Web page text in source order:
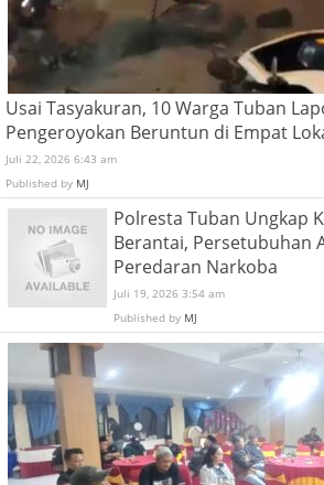
Usai Tasyakuran, 10 Warga Tuban
Pengeroyokan Beruntun di Empat
Juli 22, 2026 6:43 am
Published by MJ
Polresta Tuban Ungkap
Berantai, Persetubuhan
Peredaran Narkoba
Juli 19, 2026 3:54 am
Published by MJ